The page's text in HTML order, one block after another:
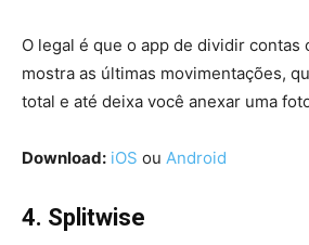
O legal é que o app de dividir contas
mostra as últimas movimentações,
total e até deixa você anexar uma
Download: iOS ou Android
4. Splitwise